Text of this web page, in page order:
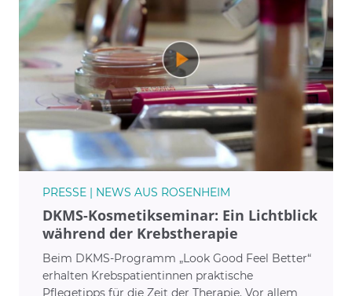
Als Teil der regionalen Notfallversorgung steht
unsere Zentrale Notaufnahme rund um die Uhr für
Notfälle bereit und bereitet die Patienten für die
anschließende Versorgung im Haus, oder – je nach
Erkrankung – in die am besten geeignete Klinik des
RoMed-Verbundes, mit höchster Expertise vor.
Unsere Klinik ist Lehrkrankenhaus der LMU
Ausbildungsstätte weiterer Institute.
PRESSE | NEWS AUS ROSENHEIM
DKMS-Kosmetikseminar: Ein Lichtblick
während der Krebstherapie
Beim DKMS-Programm „Look Good Feel Better“
erhalten Krebspatientinnen praktische
Pflegetipps für die Zeit der Therapie. Vor allem